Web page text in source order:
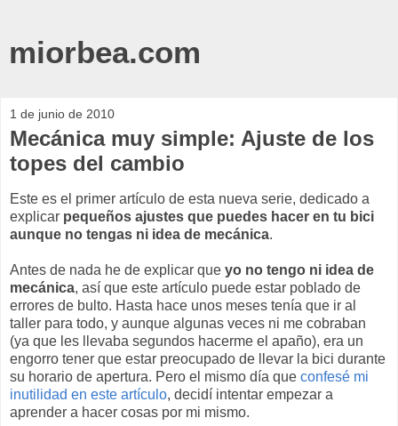
miorbea.com
1 de junio de 2010
Mecánica muy simple: Ajuste de los
topes del cambio
Este es el primer artículo de esta nueva serie, dedicado a
explicar pequeños ajustes que puedes hacer en tu bici
aunque no tengas ni idea de mecánica.
Antes de nada he de explicar que yo no tengo ni idea de
mecánica, así que este artículo puede estar poblado de
errores de bulto. Hasta hace unos meses tenía que ir al
taller para todo, y aunque algunas veces ni me cobraban
(ya que les llevaba segundos hacerme el apaño), era un
engorro tener que estar preocupado de llevar la bici durante
su horario de apertura. Pero el mismo día que confesé mi
inutilidad en este artículo, decidí intentar empezar a
aprender a hacer cosas por mi mismo.